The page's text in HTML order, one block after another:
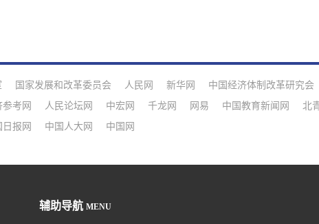
国家发展和改革委员会 人民网 新华网 中国经济体制改革研究会
参考网 人民论坛网 中宏网 千龙网 网易 中国教育新闻网 北
日报网 中国人大网 中国网
辅助导航 MENU